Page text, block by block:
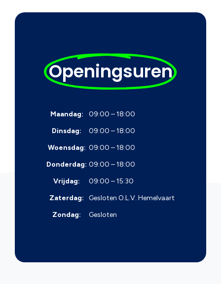
Openingsuren
Maandag:
09:00 – 18:00
Dinsdag:
09:00 – 18:00
Woensdag: 09:00 – 18:00
Donderdag: 09:00 – 18:00
Vrijdag:
09:00 – 15:30
Zaterdag:
Gesloten O.L.V. Hemelvaart
Zondag:
Gesloten